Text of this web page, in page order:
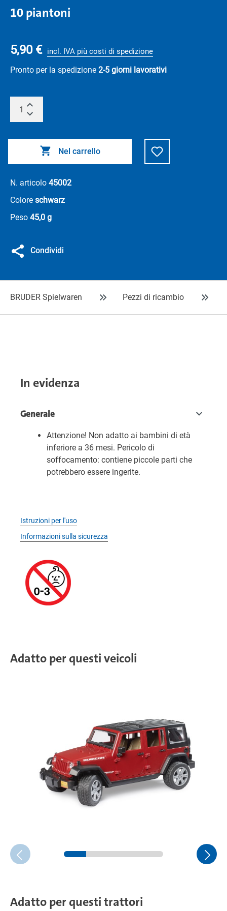
10 piantoni
5,90 € incl. IVA più costi di spedizione
Pronto per la spedizione 2-5 giorni lavorativi
Nel carrello
N. articolo 45002
Colore schwarz
Peso 45,0 g
Condividi
BRUDER Spielwaren Pezzi di ricambio
In evidenza
Generale
Attenzione! Non adatto ai bambini di età
inferiore a 36 mesi. Pericolo di
soffocamento: contiene piccole parti che
potrebbero essere ingerite.
Istruzioni per l'uso
Informazioni sulla sicurezza
Adatto per questi veicoli
Adatto per questi trattori